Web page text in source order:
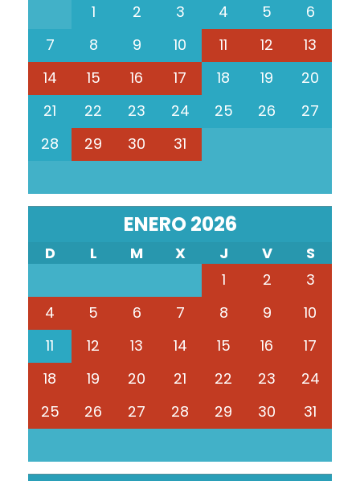
1 2 3 4 5
6
7
8 9 10 11 12
13
14
15 16 17 18 19
20
21
22 23 24 25 26
27
28
29 30 31
ENERO 2026
D L M X J V
S
1
2
3
4
5 6 7 8 9
10
11
12 13 14 15 16
17
18
19 20 21 22 23
24
25
26 27 28 29 30 31